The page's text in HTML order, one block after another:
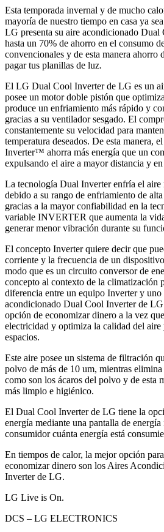
Esta temporada invernal y de mucho
mayoría de nuestro tiempo en casa ya
LG presenta su aire acondicionado
hasta un 70% de ahorro en el consumo
convencionales y de esta manera ahorro
pagar tus planillas de luz.
El LG Dual Cool Inverter de LG es un
posee un motor doble pistón que
produce un enfriamiento más rápido y
gracias a su ventilador sesgado. El
constantemente su velocidad para
temperatura deseados. De esta manera,
Inverter™ ahorra más energía que un
expulsando el aire a mayor distancia y
La tecnología Dual Inverter enfría el aire
debido a su rango de enfriamiento de
gracias a la mayor confiabilidad en la
variable INVERTER que aumenta la
generar menor vibración durante su
El concepto Inverter quiere decir que
corriente y la frecuencia de un
modo que es un circuito conversor de
concepto al contexto de la climatización
diferencia entre un equipo Inverter y
acondicionado Dual Cool Inverter de
opción de economizar dinero a la vez
electricidad y optimiza la calidad del
espacios.
Este aire posee un sistema de filtración
polvo de más de 10 um, mientras
como son los ácaros del polvo y de esta
más limpio e higiénico.
El Dual Cool Inverter de LG tiene la
energía mediante una pantalla de
consumidor cuánta energía está
En tiempos de calor, la mejor opción
economizar dinero son los Aires
Inverter de LG.
LG Live is On.
DCS – LG ELECTRONICS